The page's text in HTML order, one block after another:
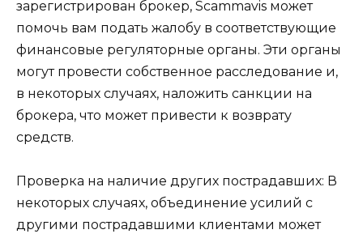
зарегистрирован брокер, Scammavis может
помочь вам подать жалобу в соответствующие
финансовые регуляторные органы. Эти органы
могут провести собственное расследование и,
в некоторых случаях, наложить санкции на
брокера, что может привести к возврату
средств.
Проверка на наличие других пострадавших: В
некоторых случаях, объединение усилий с
другими пострадавшими клиентами может